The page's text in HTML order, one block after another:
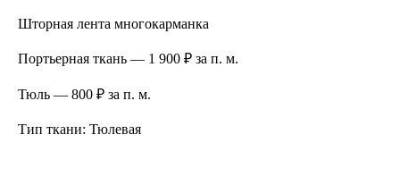
Шторная лента многокарманка
Портьерная ткань — 1 900 ₽ за п. м.
Тюль — 800 ₽ за п. м.
Тип ткани: Тюлевая